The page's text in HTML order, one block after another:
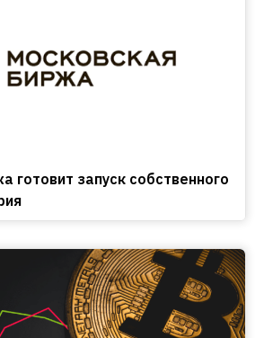
готовит запуск собственного